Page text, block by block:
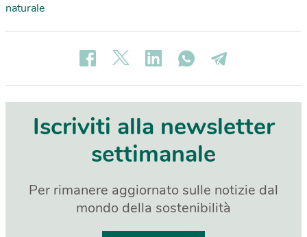
naturale
Iscriviti alla newsletter
settimanale
Per rimanere aggiornato sulle notizie dal
mondo della sostenibilità